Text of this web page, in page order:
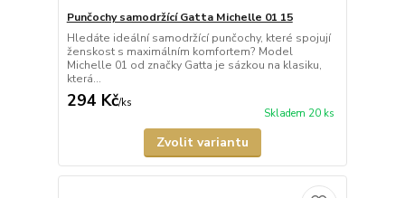
Punčochy samodržící Gatta Michelle 01 15
Hledáte ideální samodržící punčochy, které spojují
ženskost s maximálním komfortem? Model
Michelle 01 od značky Gatta je sázkou na klasiku,
která...
294 Kč/ks
Skladem 20 ks
Zvolit variantu